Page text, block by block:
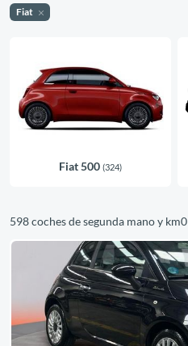
Fiat
Fiat 500 (324)
598 coches de segunda mano y km0